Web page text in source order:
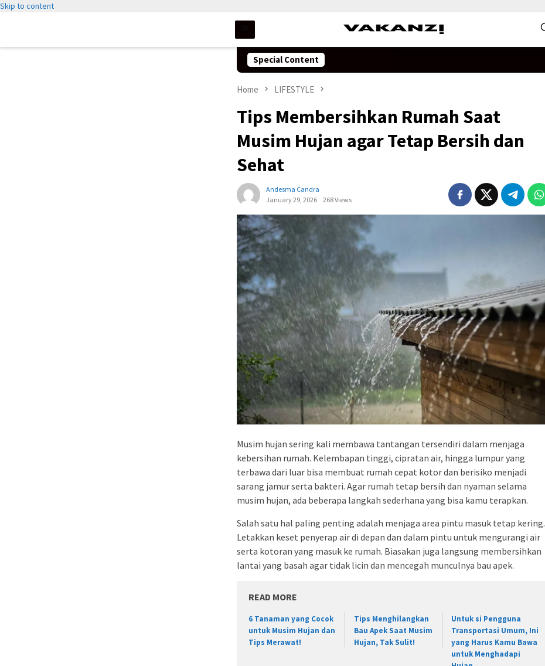
Skip to content
Special Content
Home LIFESTYLE
Tips Membersihkan Rumah Saat
Musim Hujan agar Tetap Bersih dan
Sehat
Andesma Candra
January 29, 2026
268 Views
Musim hujan sering kali membawa tantangan tersendiri dalam menjaga
kebersihan rumah. Kelembapan tinggi, cipratan air, hingga lumpur yang
terbawa dari luar bisa membuat rumah cepat kotor dan berisiko menjadi
sarang jamur serta bakteri. Agar rumah tetap bersih dan nyaman selama
musim hujan, ada beberapa langkah sederhana yang bisa kamu terapkan.
Salah satu hal paling penting adalah menjaga area pintu masuk tetap kering.
Letakkan keset penyerap air di depan dan dalam pintu untuk mengurangi air
serta kotoran yang masuk ke rumah. Biasakan juga langsung membersihkan
lantai yang basah agar tidak licin dan mencegah munculnya bau apek.
READ MORE
6 Tanaman yang Cocok
untuk Musim Hujan dan
Tips Merawat!
Tips Menghilangkan
Bau Apek Saat Musim
Hujan, Tak Sulit!
Untuk si Pengguna
Transportasi Umum, Ini
yang Harus Kamu Bawa
untuk Menghadapi